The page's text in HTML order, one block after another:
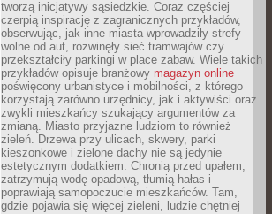
tworzą inicjatywy sąsiedzkie. Coraz częściej
czerpią inspirację z zagranicznych przykładów,
obserwując, jak inne miasta wprowadziły strefy
wolne od aut, rozwinęły sieć tramwajów czy
przekształciły parkingi w place zabaw. Wiele takich
przykładów opisuje branżowy magazyn online
poświęcony urbanistyce i mobilności, z którego
korzystają zarówno urzędnicy, jak i aktywiści oraz
zwykli mieszkańcy szukający argumentów za
zmianą. Miasto przyjazne ludziom to również
zieleń. Drzewa przy ulicach, skwery, parki
kieszonkowe i zielone dachy nie są jedynie
estetycznym dodatkiem. Chronią przed upałem,
zatrzymują wodę opadową, tłumią hałas i
poprawiają samopoczucie mieszkańców. Tam,
gdzie pojawia się więcej zieleni, ludzie chętniej